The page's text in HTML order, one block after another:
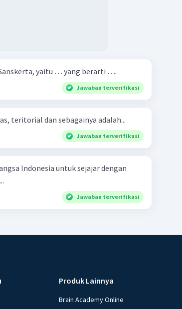
yaitu … yang berarti ….
Jawaban terverifikasi
teritorial dan sebagainya adalah...
Jawaban terverifikasi
Indonesia untuk sejajar dengan
Jawaban terverifikasi
Produk Lainnya
Brain Academy Online